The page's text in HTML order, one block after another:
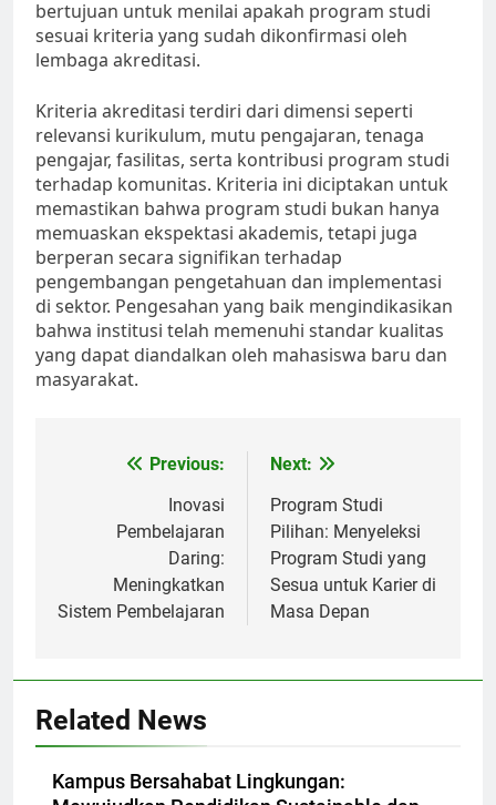
bertujuan untuk menilai apakah program studi
sesuai kriteria yang sudah dikonfirmasi oleh
lembaga akreditasi.
Kriteria akreditasi terdiri dari dimensi seperti
relevansi kurikulum, mutu pengajaran, tenaga
pengajar, fasilitas, serta kontribusi program studi
terhadap komunitas. Kriteria ini diciptakan untuk
memastikan bahwa program studi bukan hanya
memuaskan ekspektasi akademis, tetapi juga
berperan secara signifikan terhadap
pengembangan pengetahuan dan implementasi
di sektor. Pengesahan yang baik mengindikasikan
bahwa institusi telah memenuhi standar kualitas
yang dapat diandalkan oleh mahasiswa baru dan
masyarakat.
navigation
Previous:
Inovasi
Pembelajaran
Daring:
Meningkatkan
Sistem Pembelajaran
Next:
Program Studi
Pilihan: Menyeleksi
Program Studi yang
Sesua untuk Karier di
Masa Depan
Related News
Kampus Bersahabat Lingkungan: